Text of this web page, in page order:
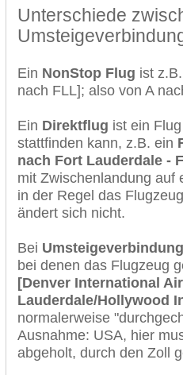
Unterschiede
Ein NonStop Flug ist
nach FLL]; also von A
Ein Direktflug ist ein
stattfinden kann, z.B. ein
nach Fort Lauderdale -
mit Zwischenlandung auf
in der Regel das
ändert sich nicht.
Bei
bei denen das Flugzeug
[Denver International
Lauderdale/Hollywood
normalerweise
Ausnahme: USA, hier
abgeholt, durch den Zoll